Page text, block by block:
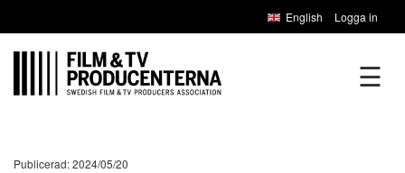
English Logga in
☰
Publicerad: 2024/05/20